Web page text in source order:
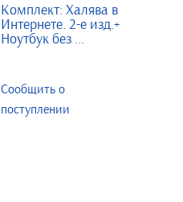
Комплект: Халява в
Интернете. 2-е изд.+
Ноутбук без ...
Сообщить о
поступлении